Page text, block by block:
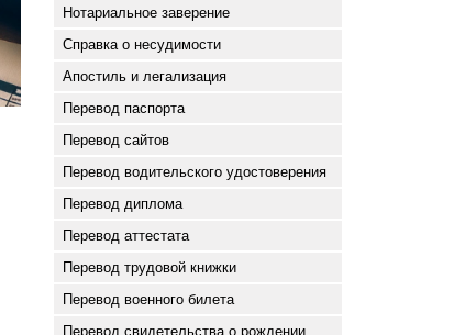
Нотариальное заверение
Справка о несудимости
Апостиль и легализация
Перевод паспорта
Перевод сайтов
Перевод водительского удостоверения
Перевод диплома
Перевод аттестата
Перевод трудовой книжки
Перевод военного билета
Перевод свидетельства о рождении